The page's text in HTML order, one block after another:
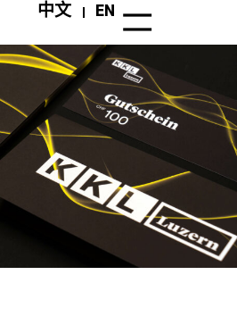
中文 EN